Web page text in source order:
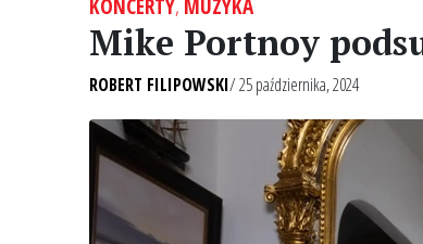
KONCERTY, MUZYKA
Mike Portnoy
ROBERT FILIPOWSKI/ 25 października, 2024